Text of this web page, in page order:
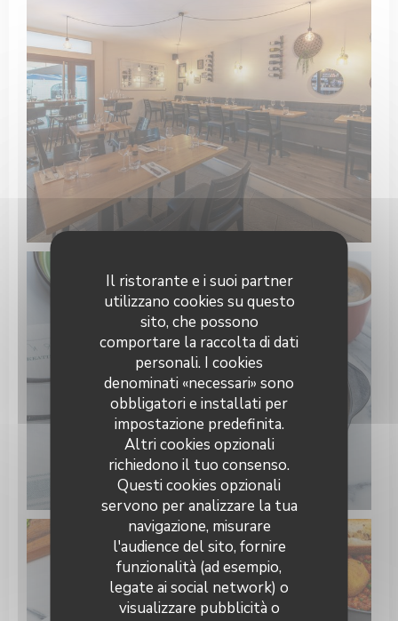
Il ristorante e i suoi partner
utilizzano cookies su questo
sito, che possono
comportare la raccolta di dati
personali. I cookies
denominati «necessari» sono
obbligatori e installati per
impostazione predefinita.
Altri cookies opzionali
richiedono il tuo consenso.
Questi cookies opzionali
servono per analizzare la tua
navigazione, misurare
l'audience del sito, fornire
funzionalità (ad esempio,
legate ai social network) o
visualizzare pubblicità o